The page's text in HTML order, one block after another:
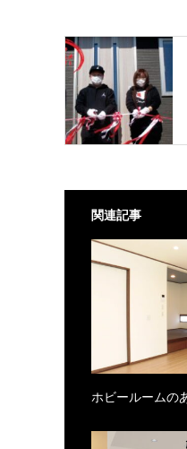
関連記事
ホビールームの